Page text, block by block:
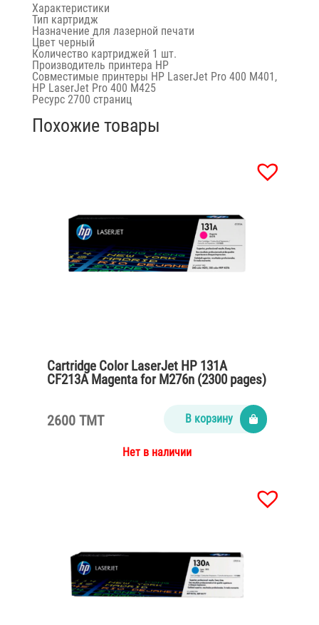
Характеристики
Тип картридж
Назначение для лазерной печати
Цвет черный
Количество картриджей 1 шт.
Производитель принтера HP
Совместимые принтеры HP LaserJet Pro 400 M401,
HP LaserJet Pro 400 M425
Ресурс 2700 страниц
Похожие товары
Cartridge Color LaserJet HP 131A
CF213A Magenta for M276n (2300 pages)
2600 TMT В корзину
Нет в наличии